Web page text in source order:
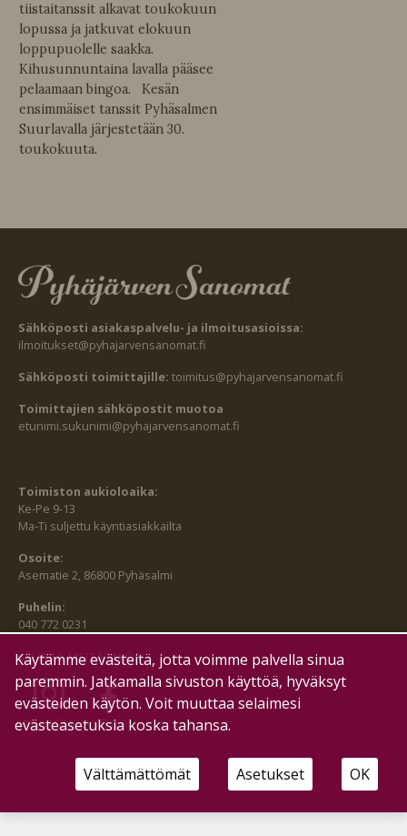
tiistaitanssit alkavat toukokuun
lopussa ja jatkuvat elokuun
loppupuolelle saakka.
Kihusunnuntaina lavalla pääsee
pelaamaan bingoa. Kesän
ensimmäiset tanssit Pyhäsalmen
Suurlavalla järjestetään 30.
toukokuuta.
Sähköposti asiakaspalvelu- ja ilmoitusasioissa:
ilmoitukset@pyhajarvensanomat.fi
Sähköposti toimittajille: toimitus@pyhajarvensanomat.fi
Toimittajien sähköpostit muotoa
etunimi.sukunimi@pyhajarvensanomat.fi
Toimiston aukioloaika:
Ke-Pe 9-13
Ma-Ti suljettu käyntiasiakkailta
Osoite:
Asematie 2, 86800 Pyhäsalmi
Puhelin:
040 772 0231
SEURAA MEITÄ MYÖS:
HALLITSE EVÄSTEITÄ
Käytämme evästeitä, jotta voimme palvella sinua
paremmin. Jatkamalla sivuston käyttöä, hyväksyt
evästeiden käytön. Voit muuttaa selaimesi
evästeasetuksia koska tahansa.
Välttämättömät Asetukset OK